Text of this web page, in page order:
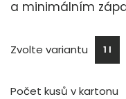
a minimálním
Zvolte variantu 1 l
Počet kusů v kartonu